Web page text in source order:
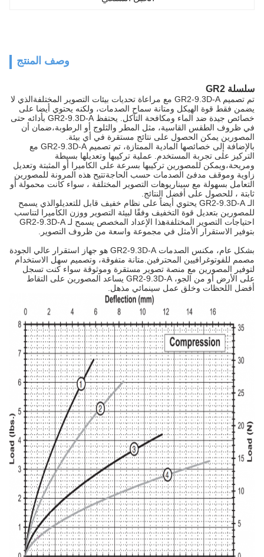
وصف المنتج
سلسلة GR2
تم تصميم GR2-9.3D-A مع مراعاة تحديات بيئات التصوير المختلفةالذي لا
يضمن فقط قوة الهيكل ومتانة سماح الصدمات، ولكنه يحتوي أيضا على
خصائص جيدة ضد الماء ومكافحة التآكل. يحتفظ GR2-9.3D-A بأدائه حتى
في ظروف الطقس القاسية، مثل المطر والثلوج أو الرطوبة،ضمان أن
المصورين يمكن الحصول على نتائج مستقرة في أي بيئة.
بالإضافة إلى خصائصها المادية الممتازة، تم تصميم GR2-9.3D-A مع
التركيز على تجربة المستخدم. عملية تركيبها وتعديلها بسيطة
ومريحة،ويمكن للمصورين تركيبها بسرعة على الكاميرا أو المثبتة وتعديل
زاوية وموقف مدفئ الصدمات حسب الحاجةتتيح هذه المرونة للمصورين
التعامل بسهولة مع سيناريوهات التصوير المختلفة ، سواء كانت محمولة أو
ثابتة ، للحصول على أفضل النتائج.
الـ GR2-9.3D-A يحتوي أيضاً على نظام خفيف قابل للتعديلوالذي يسمح
للمصورين بتعديل قوة التخفيف وفقًا لبيئة التصوير ووزن الكاميرا لتناسب
احتياجات التصوير المختلفةهذا الإعداد المخصص يسمح لـ GR2-9.3D-A
بتوفير الاستقرار الأمثل في مجموعة واسعة من ظروف التصوير.
بشكل عام، مكنس الصدمات GR2-9.3D-A هو جهاز استقرار عالي الجودة
مصمم للفوتوغرافيين المحترفين.متانة متفوقة، وتصميم سهل الاستخدام
لتوفير المصورين مع منصة تصوير مستقرة وموثوقة سواء كنت تسجل
على الأرض أو من الجو، GR2-9.3D-A يساعد المصورين على التقاط
أفضل اللحظات وخلق عمل سينمائي مذهل.